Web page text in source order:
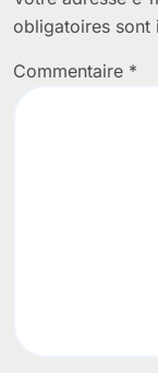
obligatoires sont
Commentaire *